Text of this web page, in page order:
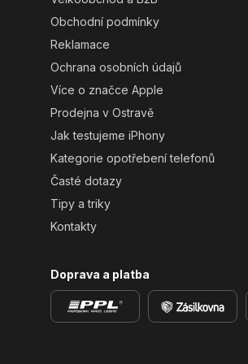
Obchodní podmínky
Reklamace
Ochrana osobních údajů
Více o značce Apple
Prodejna v Ostravě
Jak testujeme iPhony
Kategorie opotřebení telefonů
Časté dotazy
Tipy a triky
Kontakty
Doprava a platba